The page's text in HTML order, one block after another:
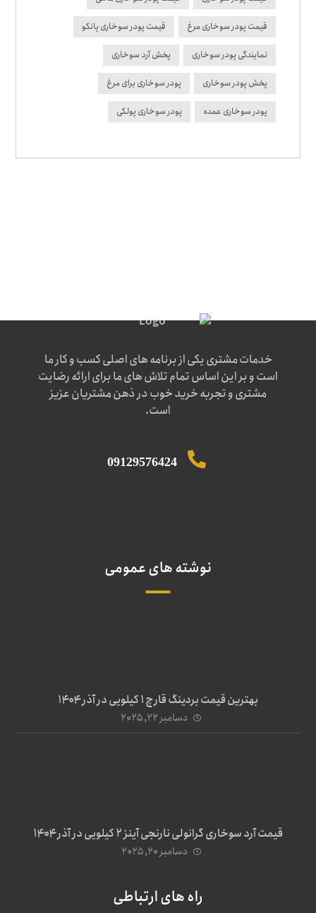
قیمت پودر سوخاری مرغ قیمت پودر سوخاری پانکو
نمایندگی پودر سوخاری پخش آرد سوخاری
پخش پودر سوخاری پودر سوخاری برای مرغ
پودر سوخاری عمده پودر سوخاری پولکی
خدمات مشتری یکی از برنامه های اصلی کسب و کار ما
است و بر این اساس تمام تلاش های ما برای ارائه رضایت
مشتری و تجربه خرید خوب در ذهن مشتریان عزیز
است.
09129576424
نوشته های عمومی
بهترین قیمت بردینگ قارچ 1 کیلویی در آذر ۱۴۰۴
دسامبر ۲۲, ۲۰۲۵
قیمت آرد سوخاری گرانولی نارنجی آینز ۲ کیلویی در آذر ۱۴۰۴
دسامبر ۲۰, ۲۰۲۵
راه های ارتباطی